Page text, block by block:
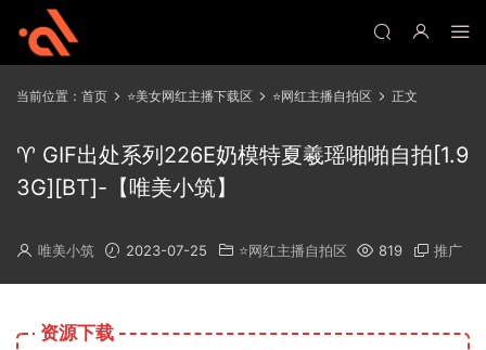
当前位置： 首页 ⭐美女网红主播下载区 ⭐网红主播自拍区 正文
♈ GIF出处系列226E奶模特夏羲瑶啪啪自拍[1.9
3G][BT]-【唯美小筑】
唯美小筑 2023-07-25 ⭐网红主播自拍区 819 推广
资源下载